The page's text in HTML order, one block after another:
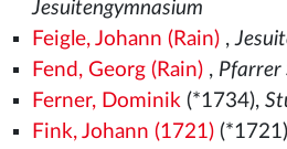
Jesuitengymnasium
Feigle, Johann (Rain),
Fend, Georg (Rain), Pfarrer
Ferner, Dominik(*1734),
Fink, Johann (1721)